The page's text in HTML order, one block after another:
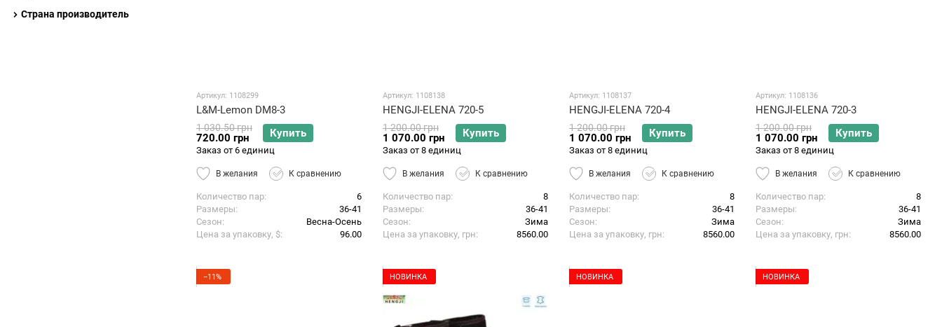
Артикул: 1108299
L&M-Lemon DM8-3
1 030.50 грн
720.00 грн Купить
Заказ от 6 единиц
В желания К сравнению
Количество пар
6
Размеры
36-41
Сезон
Весна-Осень
Цена за упаковку, $
96.00
Артикул: 1108138
HENGJI-ELENA 720-5
1 200.00 грн
1 070.00 грн Купить
Заказ от 8 единиц
В желания К сравнению
Количество пар
8
Размеры
36-41
Сезон
Зима
Цена за упаковку, грн
8560.00
Артикул: 1108137
HENGJI-ELENA 720-4
1 200.00 грн
1 070.00 грн Купить
Заказ от 8 единиц
В желания К сравнению
Количество пар
8
Размеры
36-41
Сезон
Зима
Цена за упаковку, грн
8560.00
Артикул: 1108136
HENGJI-ELENA 720-3
1 200.00 грн
1 070.00 грн Купить
Заказ от 8 единиц
В желания К сравнению
Количество пар
8
Размеры
36-41
Сезон
Зима
Цена за упаковку, грн
8560.00
−11% НОВИНКА НОВИНКА НОВИНКА
Страна производитель